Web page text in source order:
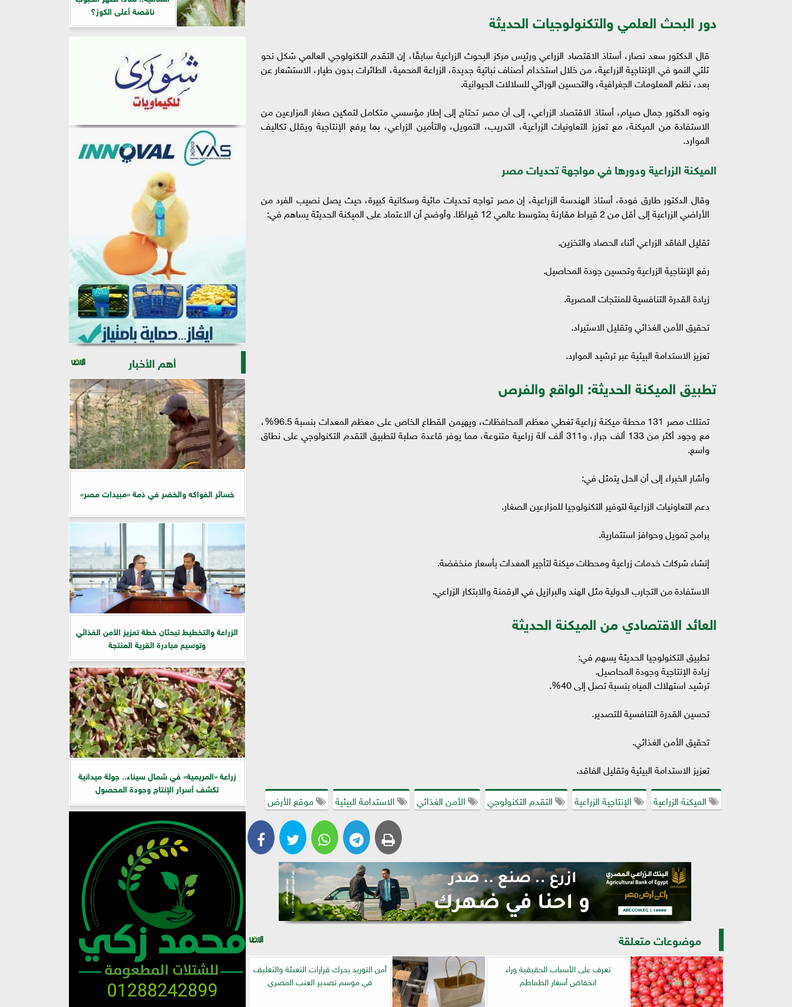
دور البحث العلمي والتكنولوجيات الحديثة
قال الدكتور سعد نصار، أستاذ الاقتصاد الزراعي ورئيس مركز البحوث الزراعية سابقًا، إن التقدم التكنولوجي العالمي شكل نحو
ثلثي النمو في الإنتاجية الزراعية، من خلال استخدام أصناف نباتية جديدة، الزراعة المحمية، الطائرات بدون طيار، الاستشعار عن
بعد، نظم المعلومات الجغرافية، والتحسين الوراثي للسلالات الحيوانية.
ونوه الدكتور جمال صيام، أستاذ الاقتصاد الزراعي، إلى أن مصر تحتاج إلى إطار مؤسسي متكامل لتمكين صغار المزارعين من
الاستفادة من الميكنة، مع تعزيز التعاونيات الزراعية، التدريب، التمويل، والتأمين الزراعي، بما يرفع الإنتاجية ويقلل تكاليف
الموارد.
الميكنة الزراعية ودورها في مواجهة تحديات مصر
وقال الدكتور طارق فودة، أستاذ الهندسة الزراعية، إن مصر تواجه تحديات مائية وسكانية كبيرة، حيث يصل نصيب الفرد من
الأراضي الزراعية إلى أقل من 2 قيراط مقارنة بمتوسط عالمي 12 قيراطًا. وأوضح أن الاعتماد على الميكنة الحديثة يساهم في:
تقليل الفاقد الزراعي أثناء الحصاد والتخزين.
رفع الإنتاجية الزراعية وتحسين جودة المحاصيل.
زيادة القدرة التنافسية للمنتجات المصرية.
تحقيق الأمن الغذائي وتقليل الاستيراد.
تعزيز الاستدامة البيئية عبر ترشيد الموارد.
تطبيق الميكنة الحديثة: الواقع والفرص
تمتلك مصر 131 محطة ميكنة زراعية تغطي معظم المحافظات، ويهيمن القطاع الخاص على معظم المعدات بنسبة 96.5%،
مع وجود أكثر من 133 ألف جرار، و311 ألف آلة زراعية متنوعة، مما يوفر قاعدة صلبة لتطبيق التقدم التكنولوجي على نطاق
واسع.
وأشار الخبراء إلى أن الحل يتمثل في:
دعم التعاونيات الزراعية لتوفير التكنولوجيا للمزارعين الصغار.
برامج تمويل وحوافز استثمارية.
إنشاء شركات خدمات زراعية ومحطات ميكنة لتأجير المعدات بأسعار منخفضة.
الاستفادة من التجارب الدولية مثل الهند والبرازيل في الرقمنة والابتكار الزراعي.
العائد الاقتصادي من الميكنة الحديثة
تطبيق التكنولوجيا الحديثة يسهم في:
زيادة الإنتاجية وجودة المحاصيل.
ترشيد استهلاك المياه بنسبة تصل إلى 40%.
تحسين القدرة التنافسية للتصدير.
تحقيق الأمن الغذائي.
تعزيز الاستدامة البيئية وتقليل الفاقد.
الميكنة الزراعية
الإنتاجية الزراعية التقدم التكنولوجي الأمن الغذائي الاستدامة البيئية موقع الأرض
موضوعات متعلقة
تعرف على الأسباب الحقيقية وراء
انخفاض أسعار الطماطم
أمن التوريد يحرك قرارات التعبئة والتغليف
في موسم تصدير العنب المصري
ناقصة أعلى الكوز؟
أهم الأخبار
خسائر الفواكه والخضر في ذمة «مبيدات مصر»
الزراعة والتخطيط تبحثان خطة تعزيز الأمن الغذائي
وتوسيع مبادرة القرية المنتجة
زراعة «المريمية» في شمال سيناء.. جولة ميدانية
تكشف أسرار الإنتاج وجودة المحصول